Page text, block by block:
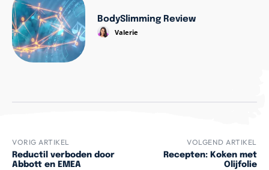
BodySlimming Review
Valerie
VORIG ARTIKEL
Reductil verboden door
Abbott en EMEA
VOLGEND ARTIKEL
Recepten: Koken met
Olijfolie